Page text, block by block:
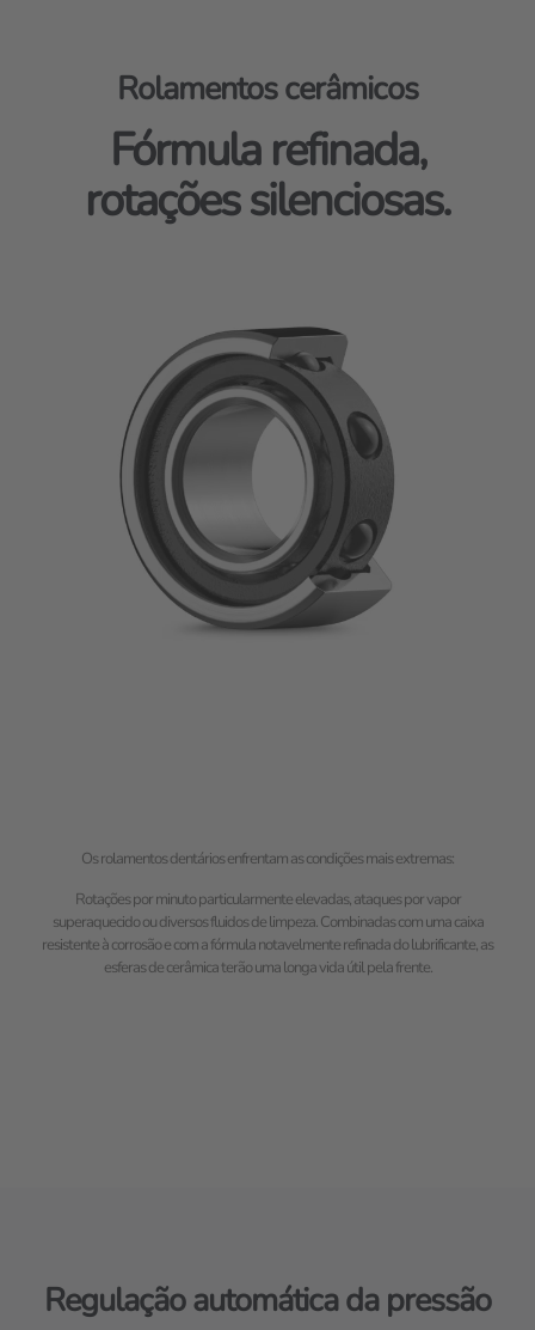
Rolamentos cerâmicos
Fórmula refinada,
rotações silenciosas.
Os rolamentos dentários enfrentam as condições mais extremas:
Rotações por minuto particularmente elevadas, ataques por vapor
superaquecido ou diversos fluidos de limpeza. Combinadas com uma caixa
resistente à corrosão e com a fórmula notavelmente refinada do lubrificante, as
esferas de cerâmica terão uma longa vida útil pela frente.
Regulação automática da pressão